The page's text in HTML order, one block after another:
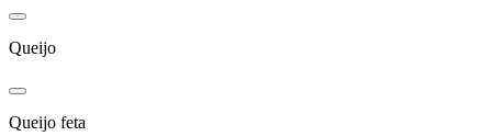
Queijo
Queijo feta